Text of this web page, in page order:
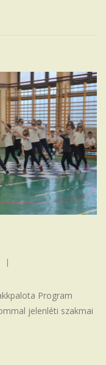
Program
jelenléti szakmai